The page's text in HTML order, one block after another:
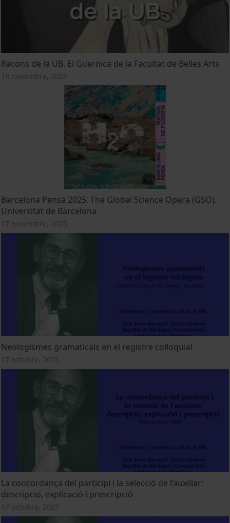
Racons de la UB. El Guernica de la Facultat de Belles Arts
18 novembre, 2025
Barcelona Pensa 2025. The Global Science Opera (GSO).
Universitat de Barcelona
17 novembre, 2025
Neologismes gramaticals en el registre col·loquial
17 octubre, 2025
La concordança del participi i la selecció de l’auxiliar:
descripció, explicació i prescripció
17 octubre, 2025